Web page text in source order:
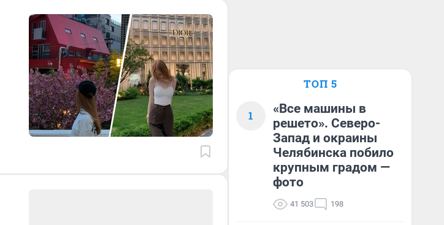
ТОП 5
1
«Все машины в
решето». Северо-
Запад и окраины
Челябинска побило
крупным градом —
фото
41 503 198